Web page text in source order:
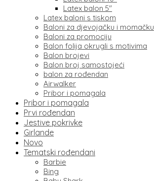
Latex balon 5″
Latex baloni s tiskom
Baloni za djevojačku i momačku
Baloni za promociju
Balon folija okrugli s motivima
Balon brojevi
Balon broj samostojeći
balon za rođendan
Airwalker
Pribor i pomagala
Pribor i pomagala
Prvi rođendan
Jestive pokrivke
Girlande
Novo
Tematski rođendani
Barbie
Bing